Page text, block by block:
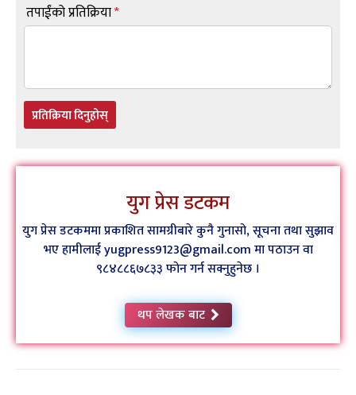
तपाईंको प्रतिक्रिया*
प्रतिक्रिया दिनुहोस्
युग प्रेस डटकम
युग प्रेस डटकममा प्रकाशित सामग्रीबारे कुनै गुनासो, सूचना तथा सुझाव
भए हामीलाई yugpress9123@gmail.com मा पठाउन वा
९८४८८६७८३३ फोन गर्न सक्नुहुनेछ ।
थप लेखक बाट